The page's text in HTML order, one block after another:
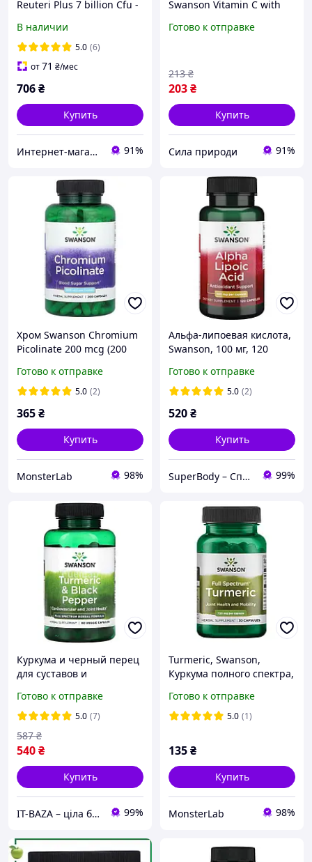
Reuteri Plus 7 billion Cfu -
В наличии
5.0 (6)
от71 ₴/мес
706₴
Купить
Интернет-магазин "DJINI" 91%
Swanson Vitamin C with
Готово к отправке
203₴
213 ₴
Купить
Сила природи 91%
Хром Swanson Chromium
Picolinate 200 mcg (200
Готово к отправке
5.0 (2)
365₴
Купить
MonsterLab 98%
Альфа-липоевая кислота,
Swanson, 100 мг, 120
Готово к отправке
5.0 (2)
520₴
Купить
SuperBody – Спортивное питание и аксессуары для спортсменов и не только!!! 99%
Куркума и черный перец
для суставов и
Swanson Turmeric Black
Pepper 90 vcaps
Готово к отправке
5.0 (7)
540₴
587 ₴
Купить
IT-BAZA – ціла база потрібних речей для всієї родини 99%
Turmeric, Swanson,
Куркума полного спектра,
Готово к отправке
5.0 (1)
135₴
Купить
MonsterLab 98%